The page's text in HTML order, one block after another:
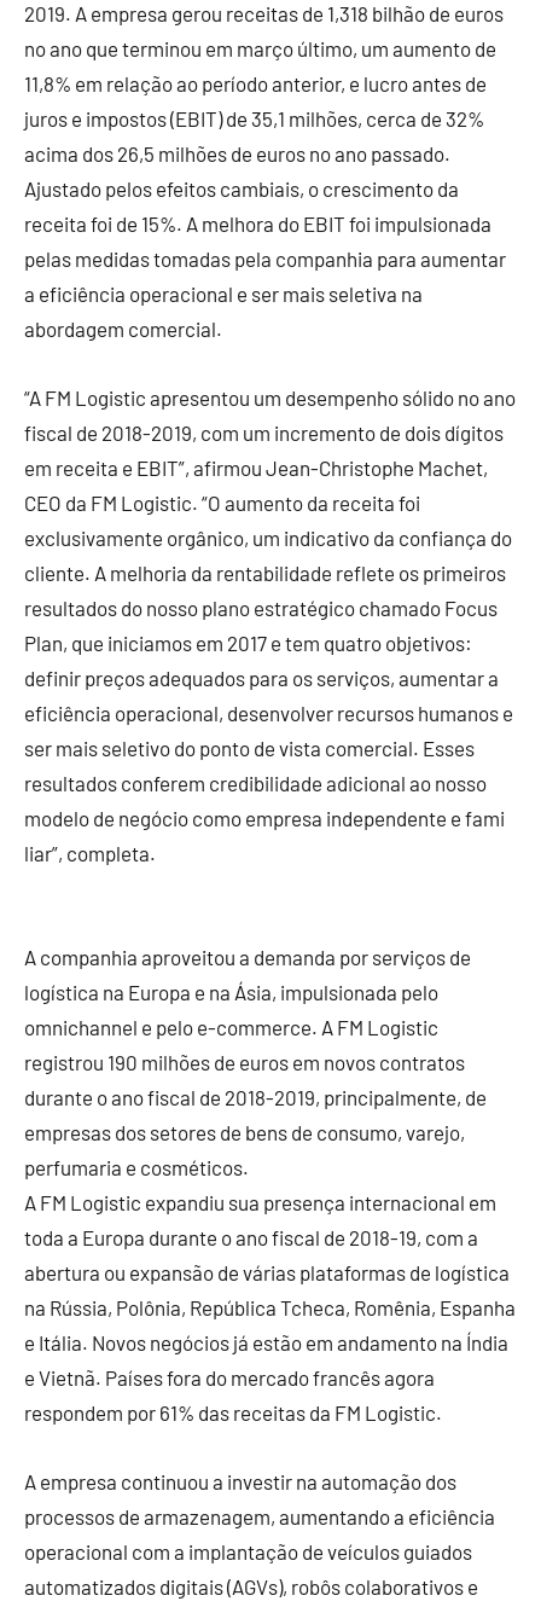
2019. A empresa gerou receitas de 1,318 bilhão de euros
no ano que terminou em março último, um aumento de
11,8% em relação ao período anterior, e lucro antes de
juros e impostos (EBIT) de 35,1 milhões, cerca de 32%
acima dos 26,5 milhões de euros no ano passado.
Ajustado pelos efeitos cambiais, o crescimento da
receita foi de 15%. A melhora do EBIT foi impulsionada
pelas medidas tomadas pela companhia para aumentar
a eficiência operacional e ser mais seletiva na
abordagem comercial.
“A FM Logistic apresentou um desempenho sólido no ano
fiscal de 2018-2019, com um incremento de dois dígitos
em receita e EBIT”, afirmou Jean-Christophe Machet,
CEO da FM Logistic. “O aumento da receita foi
exclusivamente orgânico, um indicativo da confiança do
cliente. A melhoria da rentabilidade reflete os primeiros
resultados do nosso plano estratégico chamado Focus
Plan, que iniciamos em 2017 e tem quatro objetivos:
definir preços adequados para os serviços, aumentar a
eficiência operacional, desenvolver recursos humanos e
ser mais seletivo do ponto de vista comercial. Esses
resultados conferem credibilidade adicional ao nosso
modelo de negócio como empresa independente e fami
liar”, completa.
A companhia aproveitou a demanda por serviços de
logística na Europa e na Ásia, impulsionada pelo
omnichannel e pelo e-commerce. A FM Logistic
registrou 190 milhões de euros em novos contratos
durante o ano fiscal de 2018-2019, principalmente, de
empresas dos setores de bens de consumo, varejo,
perfumaria e cosméticos.
A FM Logistic expandiu sua presença internacional em
toda a Europa durante o ano fiscal de 2018-19, com a
abertura ou expansão de várias plataformas de logística
na Rússia, Polônia, República Tcheca, Romênia, Espanha
e Itália. Novos negócios já estão em andamento na Índia
e Vietnã. Países fora do mercado francês agora
respondem por 61% das receitas da FM Logistic.
A empresa continuou a investir na automação dos
processos de armazenagem, aumentando a eficiência
operacional com a implantação de veículos guiados
automatizados digitais (AGVs), robôs colaborativos e